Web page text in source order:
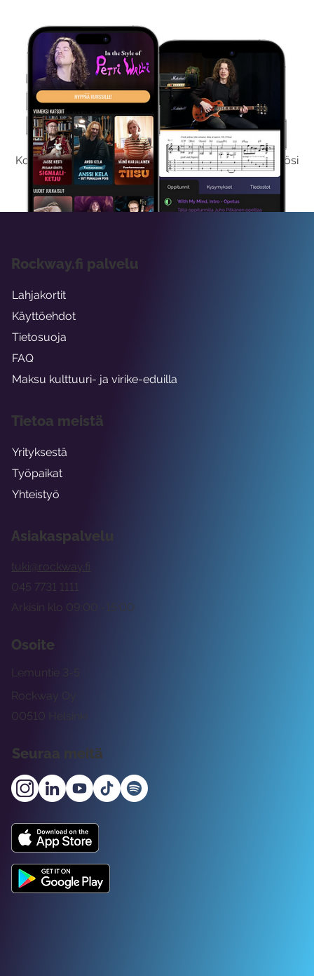
Kokeile Ilmaiseksi
Kokeilemalla ilmaiseksi saat koko sisältömme käyttöösi
viikon ajaksi.
Asiakaspalvelu
tuki@rockway.fi
Arkisin klo 09:00 -15:00
045 7731 1111
Osoite
Rockway Oy
Lemuntie 3-5
00510 Helsinki
Seuraa meitä
Rockway.fi palvelu
Lahjakortit
Käyttöehdot
Tietosuoja
FAQ
Maksu kulttuuri- ja virike-eduilla
Tietoa meistä
Yrityksestä
Työpaikat
Yhteistyö